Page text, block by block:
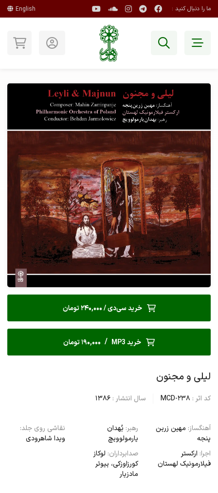
ما را دنبال کنید : English
خرید سی‌دی / 240,000 تومان
خرید MP3 / 190,000 تومان
لیلی و مجنون
کد اثر : MCD-238 سال انتشار : 1386
آهنگساز: مهین زرین
پنجه
اجرا: ارکستر
فیلارمونیک لهستان
رهبر: بُهدان
یارمولوویچ
صدابرداران: لوکاز
کورزاوزکی، پیوتر
مادزیار
نقاشی روی جلد:
ویدا شاهرودی